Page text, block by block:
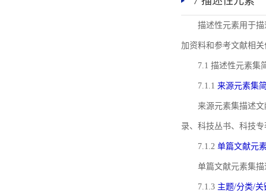
描述性元素用于
加资料和参考文献相
7.1 描述性元素集
7.1.1 来源元素集
来源元素集描述
录、科技丛书、科技
7.1.2 单篇文献元
单篇文献元素集
7.1.3 主题/分类/